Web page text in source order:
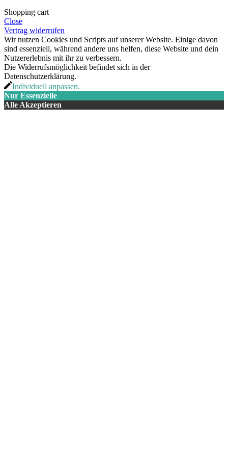
Shopping cart
Close
Vertrag widerrufen
Wir nutzen Cookies und Scripts auf unserer Website. Einige davon
sind essenziell, während andere uns helfen, diese Website und dein
Nutzererlebnis mit ihr zu verbessern.
Die Widerrufsmöglichkeit befindet sich in der
Datenschutzerklärung.
Individuell anpassen.
Nur Essenzielle
Alle Akzeptieren